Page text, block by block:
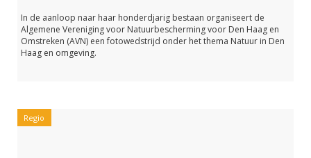
In de aanloop naar haar honderdjarig bestaan organiseert de
Algemene Vereniging voor Natuurbescherming voor Den Haag en
Omstreken (AVN) een fotowedstrijd onder het thema Natuur in Den
Haag en omgeving.
Regio